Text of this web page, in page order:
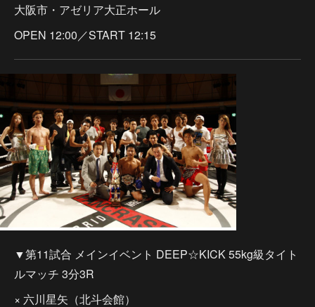
大阪市・アゼリア大正ホール
OPEN 12:00／START 12:15
▼第11試合 メインイベント DEEP☆KICK 55kg級タイト
ルマッチ 3分3R
× 六川星矢（北斗会館）